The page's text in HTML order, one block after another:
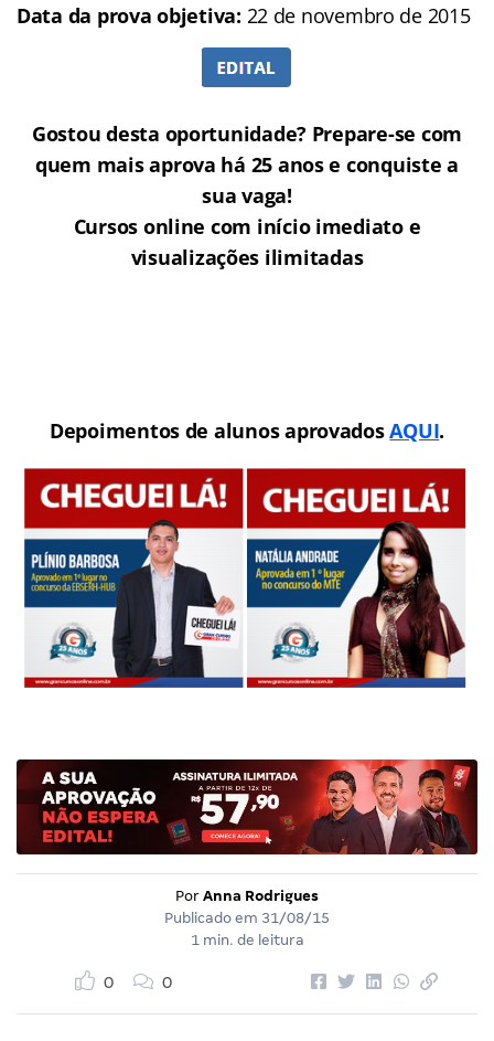
Data da prova objetiva: 22 de novembro de 2015
Gostou desta oportunidade? Prepare-se com
quem mais aprova há 25 anos e conquiste a
sua vaga!
Cursos online com início imediato e
visualizações ilimitadas
Depoimentos de alunos aprovadosAQUI.
Por Anna Rodrigues
Publicado em 31/08/15
1 min. de leitura
0 0